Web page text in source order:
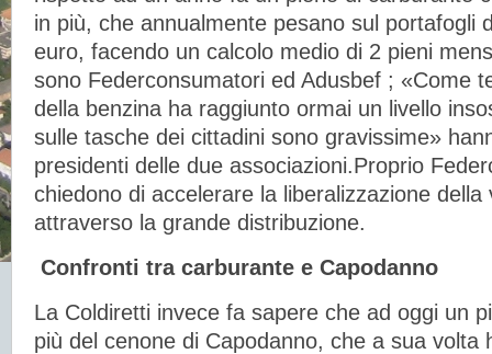
in più, che annualmente pesano sul portafogli
euro, facendo un calcolo medio di 2 pieni
sono Federconsumatori ed Adusbef ; «Come
della benzina ha raggiunto ormai un livello
sulle tasche dei cittadini sono gravissime»
presidenti delle due associazioni.Proprio
chiedono di accelerare la liberalizzazione
attraverso la grande distribuzione.
Confronti tra carburante e Capodanno
La Coldiretti invece fa sapere che ad oggi un
più del cenone di Capodanno, che a sua volta